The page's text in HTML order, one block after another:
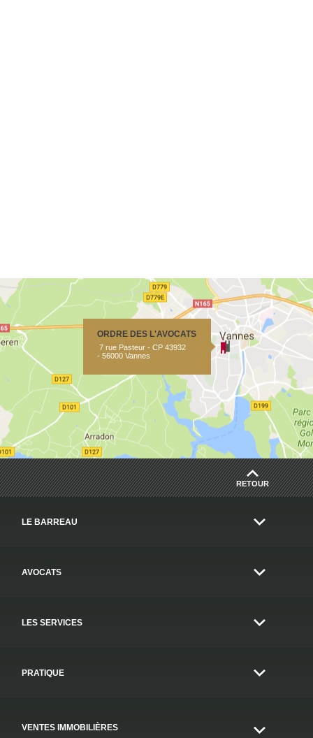
ORDRE DES L'AVOCATS
7 rue Pasteur - CP 43932
- 56000 Vannes
RETOUR
LE BARREAU
AVOCATS
LES SERVICES
PRATIQUE
VENTES IMMOBILIÈRES